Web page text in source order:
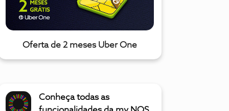
Oferta de 2 meses Uber One
Conheça todas as